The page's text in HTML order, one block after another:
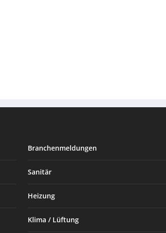
Branchenmeldungen
Sanitär
Heizung
Klima / Lüftung